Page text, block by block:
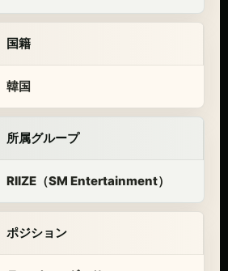
国籍
韓国
所属グループ
RIIZE（SM Entertainment）
ポジション